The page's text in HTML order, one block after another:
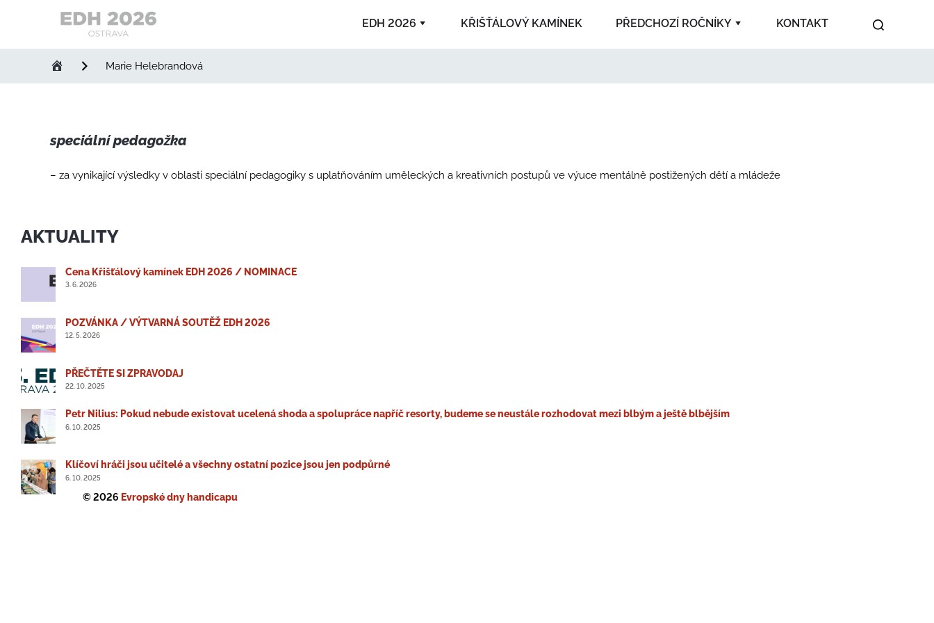
Evropské
dny
handicapu
EDH 2026 KŘIŠŤÁLOVÝ KAMÍNEK PŘEDCHOZÍ ROČNÍKY
2025 2024 2023 2022 2021 2020
2012
2013 2014 2016
KONTAKT
Marie Helebrandová
speciální pedagožka
– za vynikající výsledky v oblasti speciální pedagogiky s uplatňováním uměleckých a kreativních postupů ve výuce mentálně postižených dětí a mládeže
AKTUALITY
Cena Křišťálový kamínek EDH 2026 / NOMINACE
3. 6. 2026
POZVÁNKA / VÝTVARNÁ SOUTĚŽ EDH 2026
12. 5. 2026
PŘEČTĚTE SI ZPRAVODAJ
22. 10. 2025
Petr Nilius: Pokud nebude existovat ucelená shoda a spolupráce napříč resorty, budeme se neustále rozhodovat mezi blbým a ještě blbějším
6. 10. 2025
Klíčoví hráči jsou učitelé a všechny ostatní pozice jsou jen podpůrné
6. 10. 2025
© 2026 Evropské dny handicapu